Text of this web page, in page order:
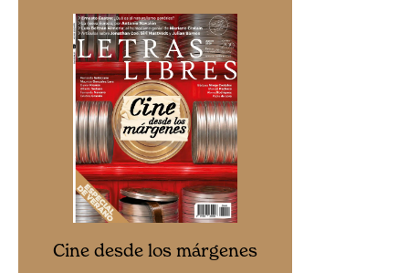
Cine desde los márgenes